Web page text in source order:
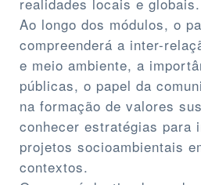
Ao longo dos módulos, o
compreenderá a inter-
e meio ambiente, a
públicas, o papel da
na formação de valores
conhecer estratégias para
projetos socioambientais
contextos.